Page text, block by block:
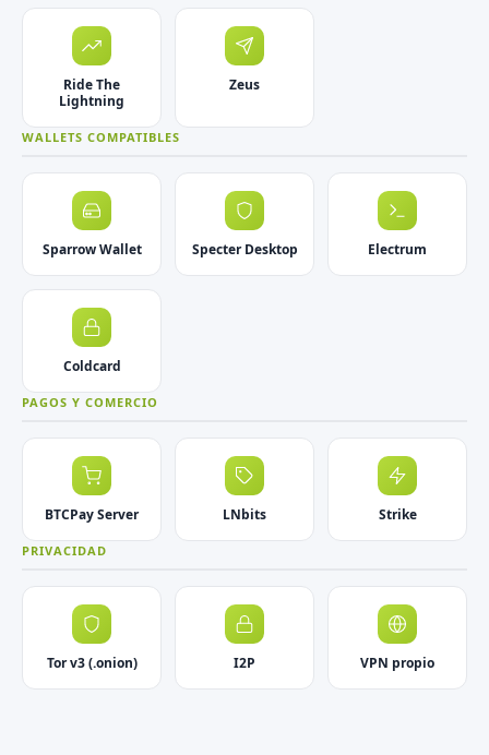
Ride The
Lightning
Zeus
WALLETS COMPATIBLES
Sparrow Wallet Specter Desktop Electrum
Coldcard
PAGOS Y COMERCIO
BTCPay Server LNbits Strike
PRIVACIDAD
Tor v3 (.onion) I2P VPN propio